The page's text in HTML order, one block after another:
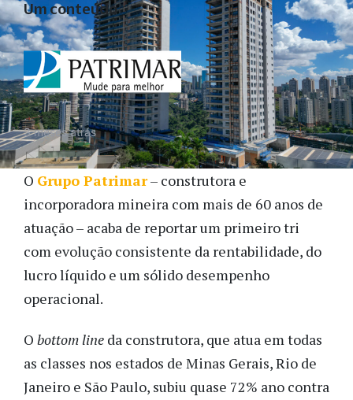
Um conteúdo
3 meses atrás
O Grupo Patrimar– construtora e
incorporadora mineira com mais de 60 anos de
atuação – acaba de reportar um primeiro tri
com evolução consistente da rentabilidade, do
lucro líquido e um sólido desempenho
operacional.
O bottom line da construtora, que atua em todas
as classes nos estados de Minas Gerais, Rio de
Janeiro e São Paulo, subiu quase 72% ano contra